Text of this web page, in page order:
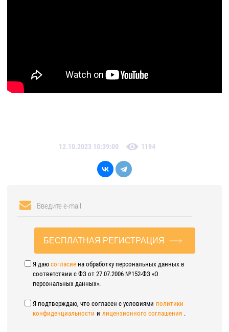
12.10.2023 10:39:00 1194
БЕСПЛАТНАЯ РЕГИСТРАЦИЯ
Я даю согласие на обработку персональных данных в
соответствии с ФЗ от 27.07.2006 №152-ФЗ «О
персональных данных».
Я подтверждаю, что согласен с условиями политики
конфиденциальности и лицензионного соглашения .